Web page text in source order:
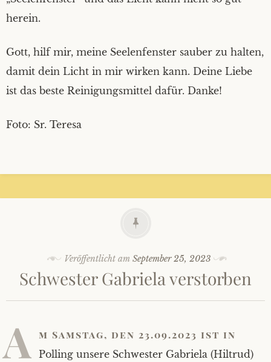
herein.
Gott, hilf mir, meine Seelenfenster sauber zu halten,
damit dein Licht in mir wirken kann. Deine Liebe
ist das beste Reinigungsmittel dafür. Danke!
Foto: Sr. Teresa
Veröffentlicht am September 25, 2023
Schwester Gabriela verstorben
A m Samstag, den 23.09.2023 ist in
Polling unsere Schwester Gabriela (Hiltrud)